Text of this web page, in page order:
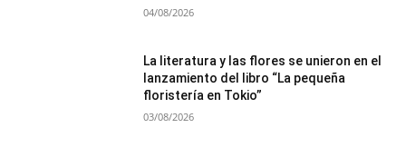
04/08/2026
La literatura y las flores se unieron en el
lanzamiento del libro “La pequeña
floristería en Tokio”
03/08/2026